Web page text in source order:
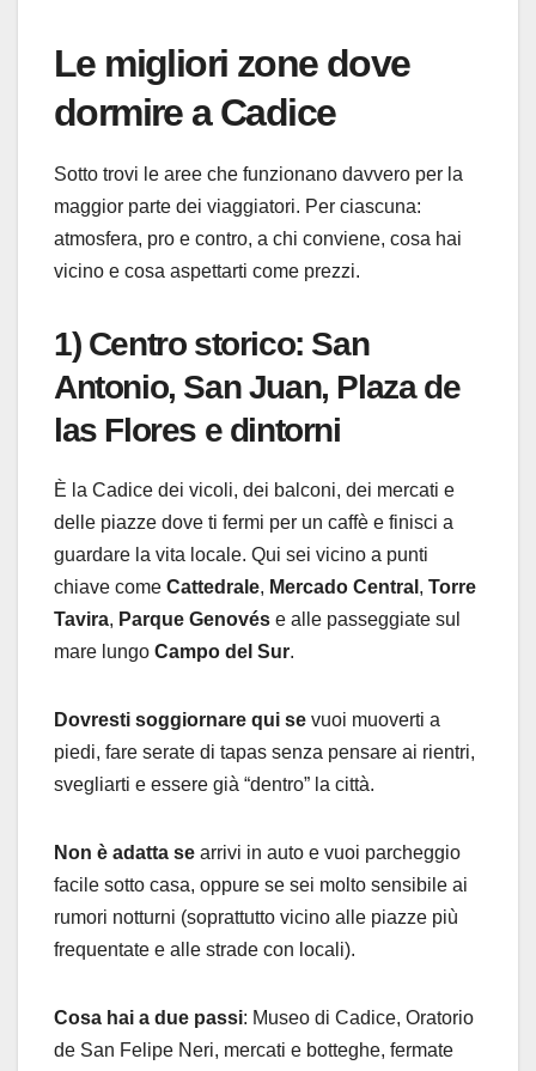
Le migliori zone dove
dormire a Cadice
Sotto trovi le aree che funzionano davvero per la
maggior parte dei viaggiatori. Per ciascuna:
atmosfera, pro e contro, a chi conviene, cosa hai
vicino e cosa aspettarti come prezzi.
1) Centro storico: San
Antonio, San Juan, Plaza de
las Flores e dintorni
È la Cadice dei vicoli, dei balconi, dei mercati e
delle piazze dove ti fermi per un caffè e finisci a
guardare la vita locale. Qui sei vicino a punti
chiave come Cattedrale, Mercado Central , Torre
Tavira, Parque Genovés e alle passeggiate sul
mare lungo Campo del Sur.
Dovresti soggiornare qui se vuoi muoverti a
piedi, fare serate di tapas senza pensare ai rientri,
svegliarti e essere già “dentro” la città.
Non è adatta se arrivi in auto e vuoi parcheggio
facile sotto casa, oppure se sei molto sensibile ai
rumori notturni (soprattutto vicino alle piazze più
frequentate e alle strade con locali).
Cosa hai a due passi: Museo di Cadice, Oratorio
de San Felipe Neri, mercati e botteghe, fermate